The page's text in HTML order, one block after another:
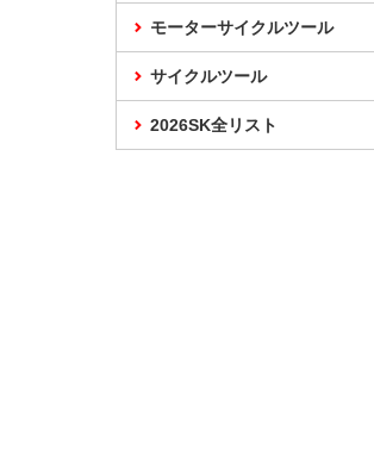
モーターサイクルツール
サイクルツール
2026SK全リスト